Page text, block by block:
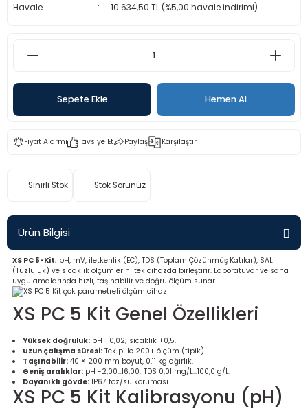
Havale
10.634,50 TL (%5,00 havale indirimi)
Sepete Ekle Hemen Al
Fiyat Alarmı Tavsiye Et Paylaş Karşılaştır
Sınırlı Stok Stok Sorunuz
Ürün Bilgisi
XS PC 5-Kit; pH, mV, iletkenlik (EC), TDS (Toplam Çözünmüş Katılar), SAL
(Tuzluluk) ve sıcaklık ölçümlerini tek cihazda birleştirir. Laboratuvar ve saha
uygulamalarında hızlı, taşınabilir ve doğru ölçüm sunar.
XS PC 5 Kit Genel Özellikleri
Yüksek doğruluk: pH ±0,02; sıcaklık ±0,5.
Uzun çalışma süresi: Tek pille 200+ ölçüm (tipik).
Taşınabilir: 40 × 200 mm boyut, 0,11 kg ağırlık.
Geniş aralıklar: pH -2,00…16,00; TDS 0,01 mg/L…100,0 g/L.
Dayanıklı gövde: IP67 toz/su koruması.
XS PC 5 Kit Kalibrasyonu (pH)